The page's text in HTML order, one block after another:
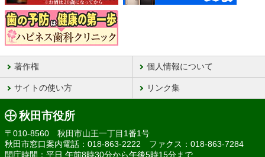
著作権 個人情報について
サイトの使い方 リンク集
秋田市役所
〒010-8560 秋田市山王一丁目1番1号
秋田市窓口案内電話：018-863-2222 ファクス：018-863-7284
開庁時間：平日 午前8時30分から午後5時15分まで